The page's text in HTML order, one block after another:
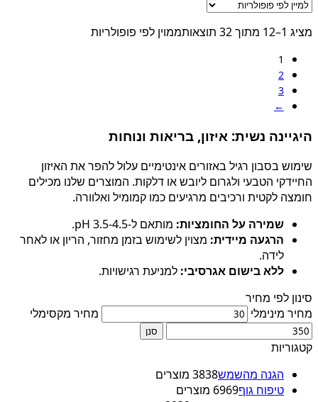
מציג 1–12 מתוך 32 תוצאות ממוין לפי פופולריות
1
2
3
←
היגיינה נשית: איזון, בריאות ונוחות
שימוש בסבון רגיל באזורים אינטימיים עלול להפר את האיזון
החיידקי הטבעי ולגרום ליובש או דלקות. המוצרים שלנו מכילים
חומצה לקטית ורכיבים מרגיעים כמו קמומיל ואלוורה.
שמירה על החומציות: מותאם ל-pH 3.5-4.5.
הרגעה מיידית: מצוין לשימוש בזמן מחזור, הריון או לאחר
לידה.
ללא בישום אגרסיבי: למניעת רגישויות.
סינון לפי מחיר
מחיר מינימלי
מחיר מקסימלי
סנן
קטגוריות
הגנה מהשמש
3838 מוצרים
טיפוח גוף
6969 מוצרים